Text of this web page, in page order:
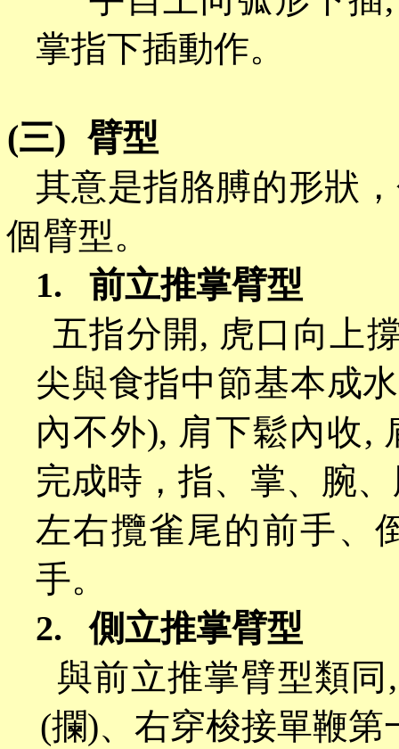
掌指下插動作。
(三) 臂型
其意是指胳膊的形狀
個臂型。
1.
前立推掌臂型
五指分開 , 虎口向上
尖與食指中節基本成
內不外), 肩下鬆內收,
完成時，指、掌、腕
左右攬雀尾的前手、
手。
2.
側立推掌臂型
與前立推掌臂型類同
(攔)、右穿梭接單鞭第